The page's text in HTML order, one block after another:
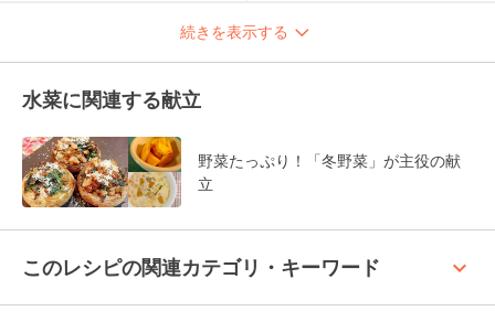
続きを表示する
水菜に関連する献立
野菜たっぷり！「冬野菜」が主役の献
立
このレシピの関連カテゴリ・キーワード keyboard_arrow_up